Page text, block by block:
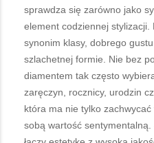
sprawdza się zarówno jako
element codziennej stylizacji.
synonim klasy, dobrego
szlachetnej formie. Nie bez
diamentem tak często
zaręczyn, rocznicy, urodzin
która ma nie tylko
sobą wartość